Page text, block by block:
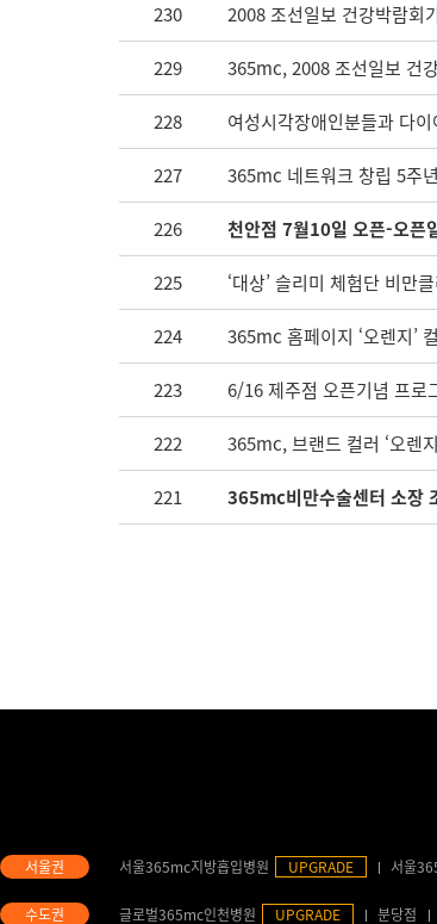
230 2008 조선일보 건강박람회
229 365mc, 2008 조선일보 건
228 여성시각장애인분들과 다
227 365mc 네트워크 창립 5주
226 천안점 7월10일 오픈-오픈
225 ‘대상’ 슬리미 체험단 비만
224 365mc 홈페이지 ‘오렌지’
223 6/16 제주점 오픈기념 프로
222 365mc, 브랜드 컬러 ‘오렌
221 365mc비만수술센터 소장
서울365mc지방흡입병원 UPGRADE 서울
글로벌365mc인천병원 UPGRADE 분당점